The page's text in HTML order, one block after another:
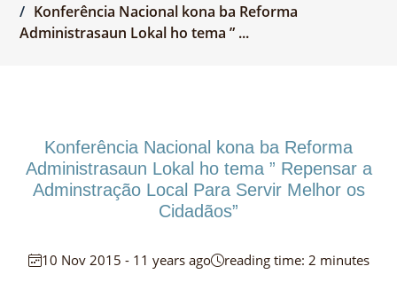
Konferência Nacional kona ba Reforma
Administrasaun Lokal ho tema ” ...
Konferência Nacional kona ba Reforma
Administrasaun Lokal ho tema ” Repensar a
Adminstração Local Para Servir Melhor os
Cidadãos”
10 Nov 2015 - 11 years ago reading time: 2 minutes